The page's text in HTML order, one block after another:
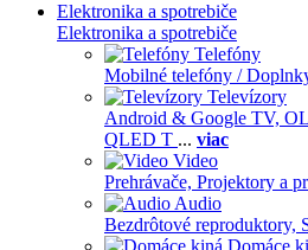
Elektronika a spotrebiče
Elektronika a spotrebiče
Telefóny
Mobilné telefóny /
Televízory
Android & Google TV,
QLED T ... viac
Video
Prehrávače, Projektory a
Audio
Bezdrôtové reproduktory,
Domáce